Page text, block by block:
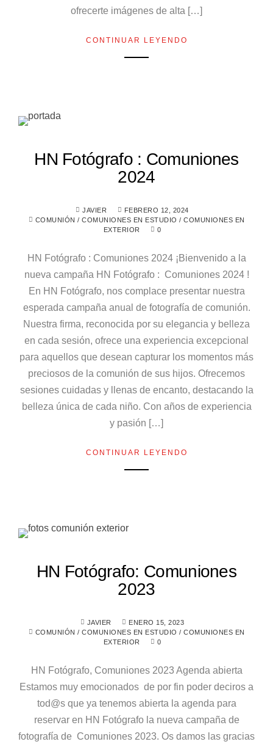
ofrecerte imágenes de alta […]
CONTINUAR LEYENDO
HN Fotógrafo : Comuniones
2024
JAVIER
FEBRERO 12, 2024
COMUNIÓN / COMUNIONES EN ESTUDIO / COMUNIONES EN
EXTERIOR
0
HN Fotógrafo : Comuniones 2024 ¡Bienvenido a la
nueva campaña HN Fotógrafo : Comuniones 2024 !
En HN Fotógrafo, nos complace presentar nuestra
esperada campaña anual de fotografía de comunión.
Nuestra firma, reconocida por su elegancia y belleza
en cada sesión, ofrece una experiencia excepcional
para aquellos que desean capturar los momentos más
preciosos de la comunión de sus hijos. Ofrecemos
sesiones cuidadas y llenas de encanto, destacando la
belleza única de cada niño. Con años de experiencia
y pasión […]
CONTINUAR LEYENDO
HN Fotógrafo: Comuniones
2023
JAVIER
ENERO 15, 2023
COMUNIÓN / COMUNIONES EN ESTUDIO / COMUNIONES EN
EXTERIOR
0
HN Fotógrafo, Comuniones 2023 Agenda abierta
Estamos muy emocionados de por fin poder deciros a
tod@s que ya tenemos abierta la agenda para
reservar en HN Fotógrafo la nueva campaña de
fotografía de Comuniones 2023. Os damos las gracias